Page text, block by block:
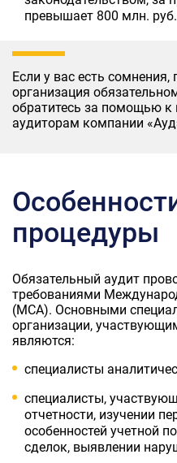
превышает 800 млн. руб.
Если у вас есть
организация
обратитесь за помощью
аудиторам компании
процедуры
Обязательный аудит
требованиями
(МСА). Основными
организации,
являются:
специалисты
специалисты,
отчетности, изучении
особенностей учетной
сделок, выявлении